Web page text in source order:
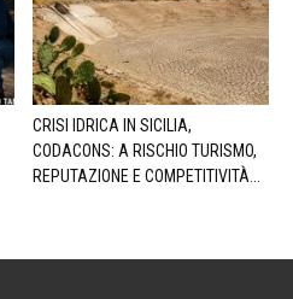
CRISI IDRICA IN SICILIA,
CODACONS: A RISCHIO TURISMO,
REPUTAZIONE E COMPETITIVITÀ...